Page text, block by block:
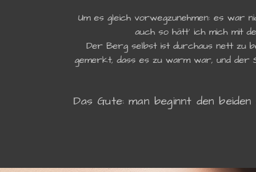
Um es gleich vorwegzunehmen: es war
auch so hätt' ich mich mit
Der Berg selbst ist durchaus nett zu
gemerkt, dass es zu warm war, und
Das Gute: man beginnt den